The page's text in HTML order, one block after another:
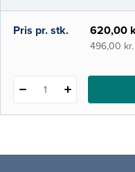
e-bog
Pris pr. stk. 620,00
496,00
1